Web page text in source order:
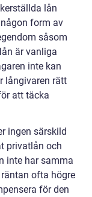
lån
form av
såsom
är vanliga
inte kan
långivaren rätt
att täcka
ingen särskild
privatlån och
inte har samma
ofta högre
för den